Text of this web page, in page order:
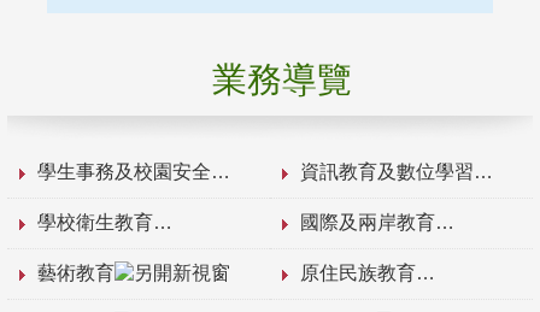
業務導覽
學生事務及校園安全 資訊教育及數位學習
學校衛生教育 國際及兩岸教育
藝術教育 原住民族教育